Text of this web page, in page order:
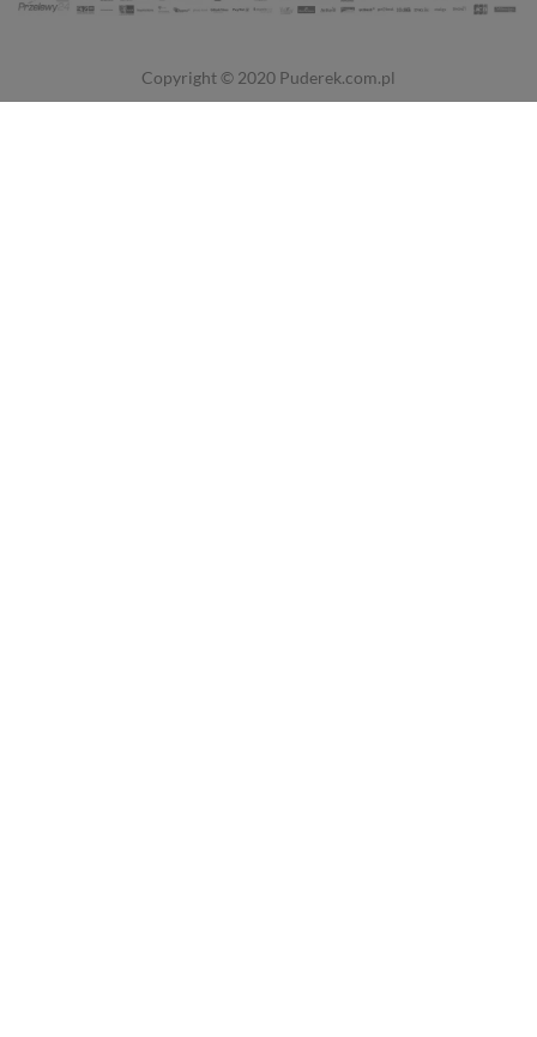
Copyright © 2020 Puderek.com.pl